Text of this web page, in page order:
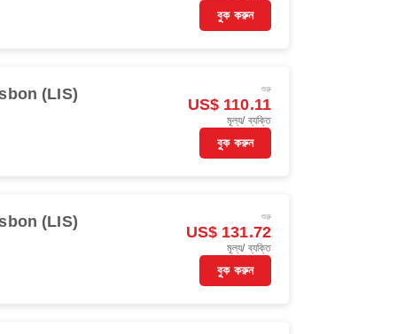
বুক করুন
(LIS) শুরু
US$ 110.11
মূল্য/ ব্যক্তি
বুক করুন
(LIS) শুরু
US$ 131.72
মূল্য/ ব্যক্তি
বুক করুন